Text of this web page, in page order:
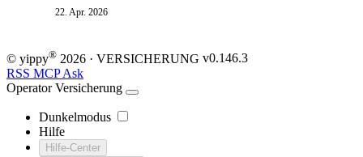
Krankenversicherung (PKV) und
durch einen eigenen Podcast.
22. Apr. 2026
© yippy® 2026 · VERSICHERUNG v0.146.3
RSS MCPAsk
Operator Versicherung
Dunkelmodus
Hilfe
Hilfe-Center